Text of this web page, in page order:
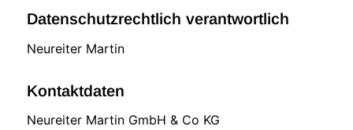
Datenschutzrechtlich verantwortlich
Neureiter Martin
Kontaktdaten
Neureiter Martin GmbH & Co KG